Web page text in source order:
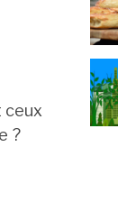
ceux
?